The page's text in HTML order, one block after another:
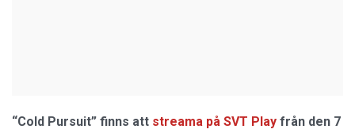
“Cold Pursuit” finns att streama på SVT Play från den 7